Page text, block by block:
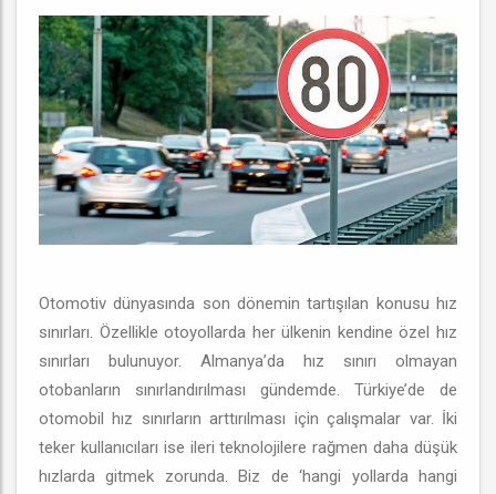
Otomotiv dünyasında son dönemin tartışılan konusu hız
sınırları. Özellikle otoyollarda her ülkenin kendine özel hız
sınırları bulunuyor. Almanya’da hız sınırı olmayan
otobanların sınırlandırılması gündemde. Türkiye’de de
otomobil hız sınırların arttırılması için çalışmalar var. İki
teker kullanıcıları ise ileri teknolojilere rağmen daha düşük
hızlarda gitmek zorunda. Biz de ‘hangi yollarda hangi